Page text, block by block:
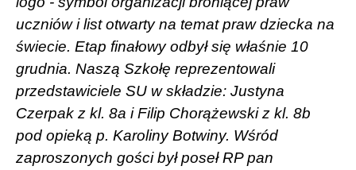
uczniów i list otwarty na temat praw dziecka na
świecie. Etap finałowy odbył się właśnie 10
grudnia. Naszą Szkołę reprezentowali
przedstawiciele SU w składzie: Justyna
Czerpak z kl. 8a i Filip Chorążewski z kl. 8b
pod opieką p. Karoliny Botwiny. Wśród
zaproszonych gości był poseł RP pan